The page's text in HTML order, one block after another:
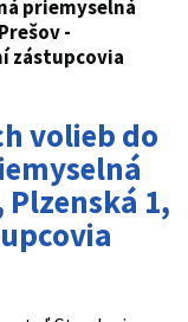
priemyselná
-
zástupcovia
volieb do
1,